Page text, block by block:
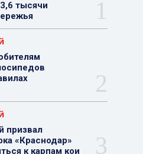
тысячи
призвал
«Краснодар»
к карпам кои